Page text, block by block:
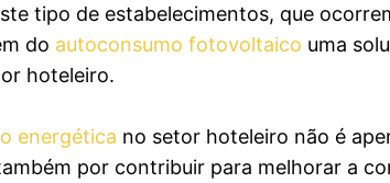
tipo de estabelecimentos, que
do autoconsumo fotovoltaico uma
hoteleiro.
energética no setor hoteleiro não é
por contribuir para melhorar a